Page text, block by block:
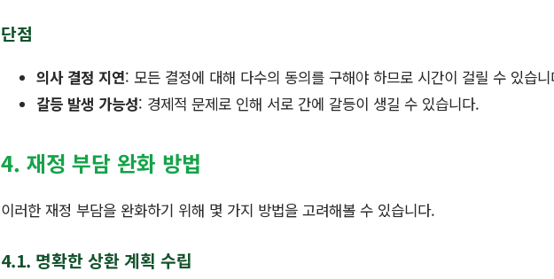
단점
의사 결정 지연: 모든 결정에 대해 다수의 동의를 구해야 하므로 시간이 걸릴 수 있습니
갈등 발생 가능성: 경제적 문제로 인해 서로 간에 갈등이 생길 수 있습니다.
4. 재정 부담 완화 방법
이러한 재정 부담을 완화하기 위해 몇 가지 방법을 고려해볼 수 있습니다.
4.1. 명확한 상환 계획 수립